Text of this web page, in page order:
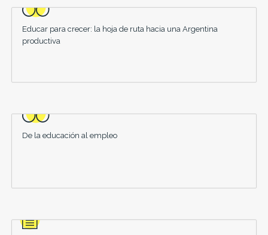
Educar para crecer: la hoja de ruta hacia una Argentina
productiva
De la educación al empleo